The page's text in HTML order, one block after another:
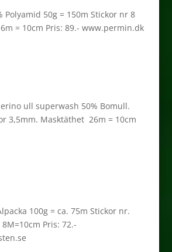
Polyamid 50g = 150m Stickor nr 8
= 10cm Pris: 89.- www.permin.dk
ull superwash 50% Bomull.
3,5mm. Masktäthet 26m = 10cm
100g = ca. 75m Stickor nr.
Pris: 72.-